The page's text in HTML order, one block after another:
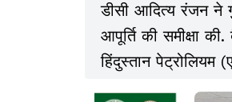
डीसी आदित्य रंजन ने
आपूर्ति की समीक्षा
हिंदुस्तान पेट्रोलियम